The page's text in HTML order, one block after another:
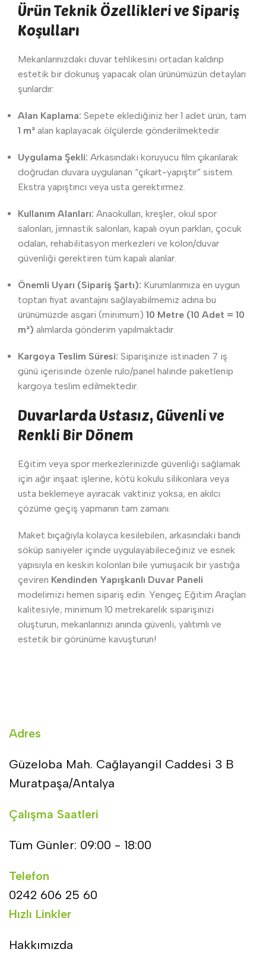
Ürün Teknik Özellikleri ve Sipariş
Koşulları
Mekanlarınızdaki duvar tehlikesini ortadan kaldırıp
estetik bir dokunuş yapacak olan ürünümüzün detayları
şunlardır:
Alan Kaplama: Sepete eklediğiniz her 1 adet ürün, tam
1 m² alan kaplayacak ölçülerde gönderilmektedir.
Uygulama Şekli: Arkasındaki koruyucu film çıkarılarak
doğrudan duvara uygulanan “çıkart-yapıştır” sistem.
Ekstra yapıştırıcı veya usta gerektirmez.
Kullanım Alanları: Anaokulları, kreşler, okul spor
salonları, jimnastik salonları, kapalı oyun parkları, çocuk
odaları, rehabilitasyon merkezleri ve kolon/duvar
güvenliği gerektiren tüm kapalı alanlar.
Önemli Uyarı (Sipariş Şartı): Kurumlarımıza en uygun
toptan fiyat avantajını sağlayabilmemiz adına bu
ürünümüzde asgari (minimum) 10 Metre (10 Adet = 10
m²) alımlarda gönderim yapılmaktadır.
Kargoya Teslim Süresi: Siparişinize istinaden 7 iş
günü içerisinde özenle rulo/panel halinde paketlenip
kargoya teslim edilmektedir.
Duvarlarda Ustasız, Güvenli ve
Renkli Bir Dönem
Eğitim veya spor merkezlerinizde güvenliği sağlamak
için ağır inşaat işlerine, kötü kokulu silikonlara veya
usta beklemeye ayıracak vaktiniz yoksa, en akılcı
çözüme geçiş yapmanın tam zamanı.
Maket bıçağıyla kolayca kesilebilen, arkasındaki bandı
söküp saniyeler içinde uygulayabileceğiniz ve esnek
yapısıyla en keskin kolonları bile yumuşacık bir yastığa
çeviren Kendinden Yapışkanlı Duvar Paneli
modelimizi hemen sipariş edin. Yengeç Eğitim Araçları
kalitesiyle; minimum 10 metrekarelik siparişinizi
oluşturun, mekanlarınızı anında güvenli, yalıtımlı ve
estetik bir görünüme kavuşturun!
Adres
Güzeloba Mah. Cağlayangil Caddesi 3 B
Muratpaşa/Antalya
Çalışma Saatleri
Tüm Günler: 09:00 - 18:00
Telefon
0242 606 25 60
Hızlı Linkler
Hakkımızda